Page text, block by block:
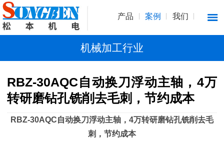
产品 案例 我们
机械加工行业
RBZ-30AQC自动换刀浮动主轴，4万
转研磨钻孔铣削去毛刺，节约成本
RBZ-30AQC自动换刀浮动主轴，4万转研磨钻孔铣削去毛
刺，节约成本